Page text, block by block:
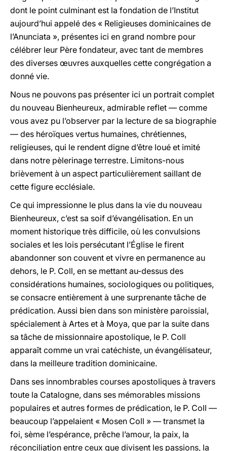
dont le point culminant est la fondation de l’Institut
aujourd’hui appelé des « Religieuses dominicaines de
l’Anunciata », présentes ici en grand nombre pour
célébrer leur Père fondateur, avec tant de membres
des diverses œuvres auxquelles cette congrégation a
donné vie.
Nous ne pouvons pas présenter ici un portrait complet
du nouveau Bienheureux, admirable reflet — comme
vous avez pu l’observer par la lecture de sa biographie
— des héroïques vertus humaines, chrétiennes,
religieuses, qui le rendent digne d’être loué et imité
dans notre pèlerinage terrestre. Limitons-nous
brièvement à un aspect particulièrement saillant de
cette figure ecclésiale.
Ce qui impressionne le plus dans la vie du nouveau
Bienheureux, c’est sa soif d’évangélisation. En un
moment historique très difficile, où les convulsions
sociales et les lois persécutant l’Église le firent
abandonner son couvent et vivre en permanence au
dehors, le P. Coll, en se mettant au-dessus des
considérations humaines, sociologiques ou politiques,
se consacre entièrement à une surprenante tâche de
prédication. Aussi bien dans son ministère paroissial,
spécialement à Artes et à Moya, que par la suite dans
sa tâche de missionnaire apostolique, le P. Coll
apparaît comme un vrai catéchiste, un évangélisateur,
dans la meilleure tradition dominicaine.
Dans ses innombrables courses apostoliques à travers
toute la Catalogne, dans ses mémorables missions
populaires et autres formes de prédication, le P. Coll —
beaucoup l’appelaient « Mosen Coll » — transmet la
foi, sème l’espérance, prêche l’amour, la paix, la
réconciliation entre ceux que divisent les passions, la